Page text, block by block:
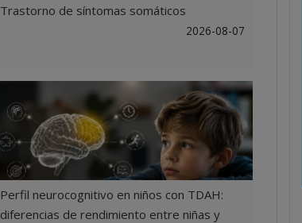
Trastorno de síntomas somáticos
2026-08-07
Perfil neurocognitivo en niños con TDAH:
diferencias de rendimiento entre niñas y